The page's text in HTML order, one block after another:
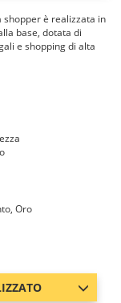
shopper è realizzata in
base, dotata di
e shopping di alta
Oro